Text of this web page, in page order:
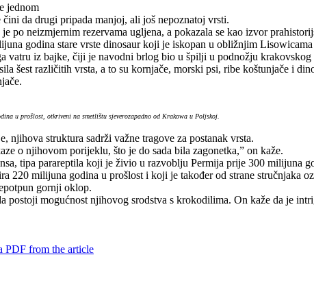
jednom
da drugi pripada manjoj, ali još nepoznatoj vrsti.
po neizmjernim rezervama ugljena, a pokazala se kao izvor
godina stare vrste dinosaur koji je iskopan u obližnjim
vatru iz bajke, čiji je navodni brlog bio u špilji u podnožju krakovskog
šest različitih vrsta, a to su kornjače, morski psi, ribe koštunjače i
u prošlost, otkriveni na smetlištu sjeverozapadno od Krakowa u Poljskoj.
struktura sadrži važne tragove za postanak vrsta.
o njihovom porijeklu, što je do sada bila zagonetka,” on kaže.
tipa parareptila koji je živio u razvoblju Permija prije 300 milijuna
220 milijuna godina u prošlost i koji je također od strane stručnjaka
gornji oklop.
mogućnost njihovog srodstva s krokodilima. On kaže da je